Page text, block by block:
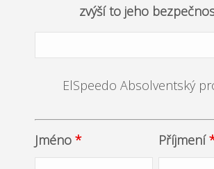
zvýší to jeho
ElSpeedo Absolventský
Jméno * Příjmení